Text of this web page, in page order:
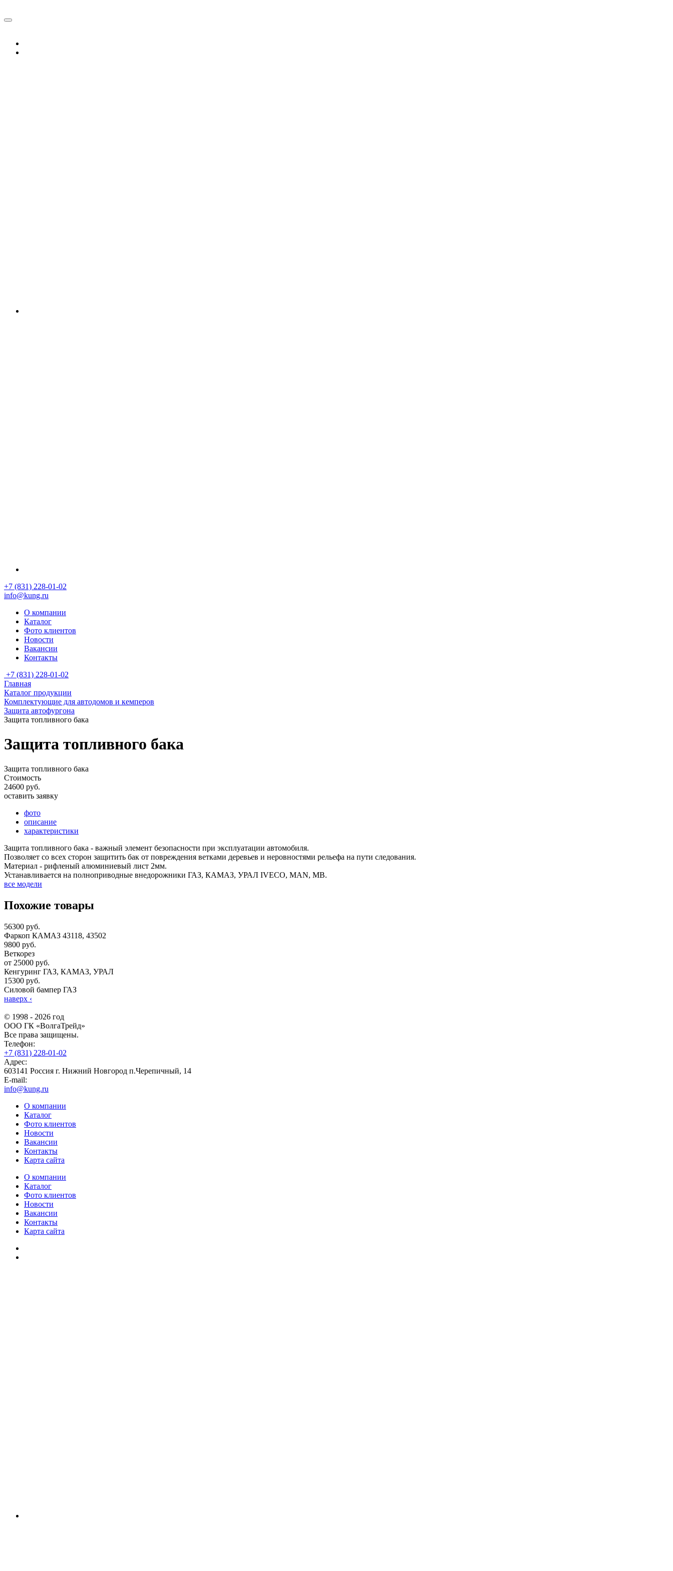
+7 (831) 228-01-02
info@kung.ru
О компании
Каталог
Фото клиентов
Новости
Вакансии
Контакты
+7 (831) 228-01-02
Главная
Каталог продукции
Комплектующие для автодомов и кемперов
Защита автофургона
Защита топливного бака
Защита топливного бака
Защита топливного бака
Стоимость
24600 руб.
оставить заявку
фото
описание
характеристики
Защита топливного бака - важный элемент безопасности при эксплуатации автомобиля.
Позволяет со всех сторон защитить бак от повреждения ветками деревьев и неровностями рельефа на пути следования.
Материал - рифленый алюминиевый лист 2мм.
Устанавливается на полноприводные внедорожники ГАЗ, КАМАЗ, УРАЛ IVECO, MAN, MB.
все модели
Похожие товары
56300 руб.
Фаркоп КАМАЗ 43118, 43502
9800 руб.
Веткорез
от 25000 руб.
Кенгуринг ГАЗ, КАМАЗ, УРАЛ
15300 руб.
Силовой бампер ГАЗ
наверх ‹
© 1998 - 2026 год
ООО ГК «ВолгаТрейд»
Все права защищены.
Телефон:
+7 (831) 228-01-02
Адрес:
603141 Россия г. Нижний Новгород п.Черепичный, 14
E-mail:
info@kung.ru
О компании
Каталог
Фото клиентов
Новости
Вакансии
Контакты
Карта сайта
О компании
Каталог
Фото клиентов
Новости
Вакансии
Контакты
Карта сайта